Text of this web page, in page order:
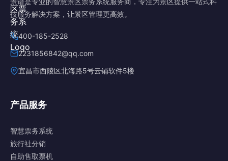
技服务解决方案，让景区管理更高效。
400-185-2528
2231856842@qq.com
宜昌市西陵区北海路5号云铺软件5楼
产品服务
智慧票务系统
旅行社分销
自助售取票机